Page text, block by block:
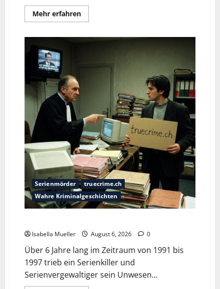
Mehr erfahren
Serienmörder
truecrime.ch
Wahre Kriminalgeschichten
Isabella Mueller August 6, 2026 0
Über 6 Jahre lang im Zeitraum von 1991 bis
1997 trieb ein Serienkiller und
Serienvergewaltiger sein Unwesen...